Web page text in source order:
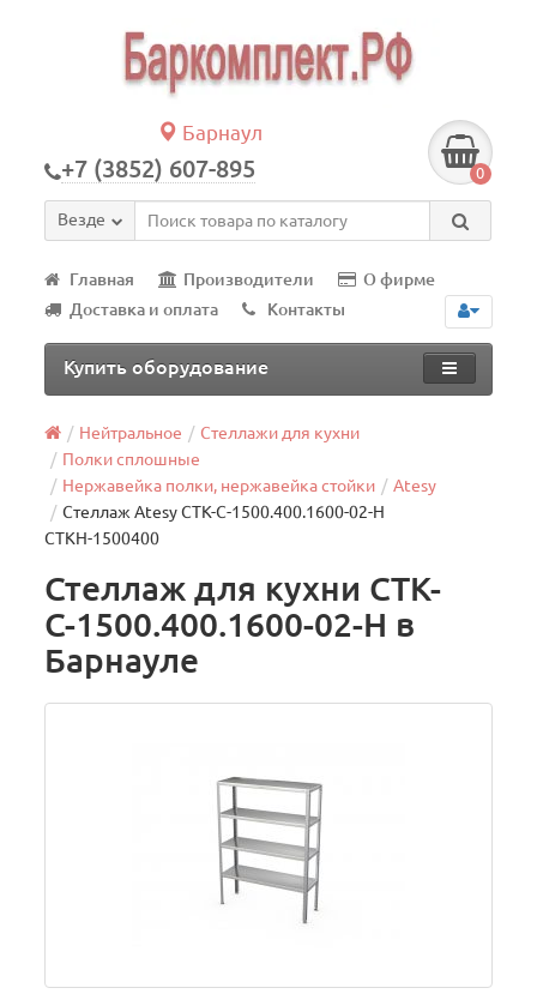
Барнаул
+7 (3852) 607-895 0
Везде
Главная Производители
О фирме
Доставка и оплата
Контакты
Купить оборудование
Нейтральное
Стеллажи для кухни
Полки сплошные
Нержавейка полки, нержавейка стойки
Atesy
Стеллаж Atesy СТК-С-1500.400.1600-02-Н
СТКН-1500400
Стеллаж для кухни СТК-
С-1500.400.1600-02-Н в
Барнауле